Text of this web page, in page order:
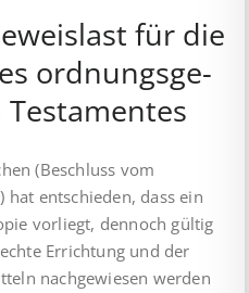
für die
ord­nungs­ge­
(Beschluss vom
entschieden, dass ein
vorliegt, dennoch gültig
Errichtung und der
nachgewiesen werden